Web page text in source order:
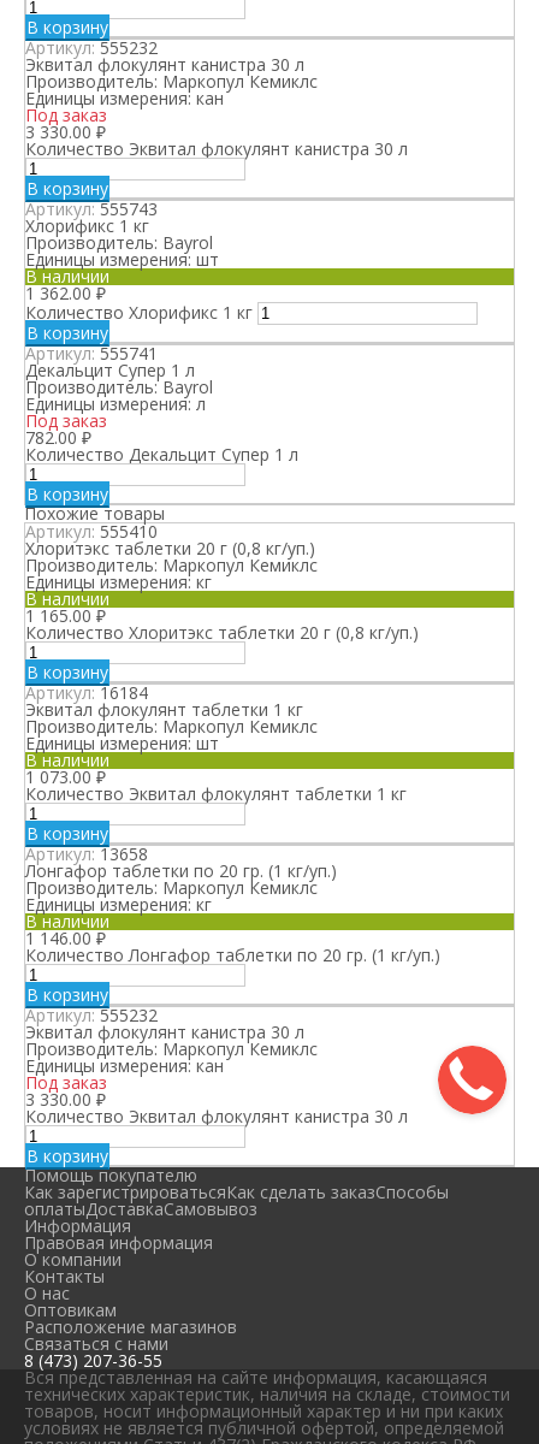
В корзину
Артикул:555232
Эквитал флокулянт канистра 30 л
Производитель: Маркопул Кемиклс
Единицы измерения: кан
Под заказ
3 330.00 ₽
Количество Эквитал флокулянт канистра 30 л
В корзину
Артикул:555743
Хлорификс 1 кг
Производитель: Bayrol
Единицы измерения: шт
В наличии
1 362.00₽
Количество Хлорификс 1 кг
В корзину
Артикул:555741
Декальцит Супер 1 л
Производитель:Bayrol
Единицы измерения: л
Под заказ
782.00 ₽
Количество Декальцит Супер 1 л
В корзину
Похожие товары
Артикул:555410
Хлоритэкс таблетки 20 г (0,8 кг/уп.)
Производитель: Маркопул Кемиклс
Единицы измерения: кг
В наличии
1 165.00₽
Количество Хлоритэкс таблетки 20 г (0,8 кг/уп.)
В корзину
Артикул:16184
Эквитал флокулянт таблетки 1 кг
Производитель: Маркопул Кемиклс
Единицы измерения: шт
В наличии
1 073.00₽
Количество Эквитал флокулянт таблетки 1 кг
В корзину
Артикул:13658
Лонгафор таблетки по 20 гр. (1 кг/уп.)
Производитель: Маркопул Кемиклс
Единицы измерения: кг
В наличии
1 146.00₽
Количество Лонгафор таблетки по 20 гр. (1 кг/уп.)
В корзину
Артикул:555232
Эквитал флокулянт канистра 30 л
Производитель: Маркопул Кемиклс
Единицы измерения: кан
Под заказ
3 330.00 ₽
Количество Эквитал флокулянт канистра 30 л
В корзину
Помощь покупателю
Как зарегистрироватьсяКак сделать заказСпособы
оплатыДоставкаСамовывоз
Информация
Правовая информация
О компании
Контакты
О нас
Оптовикам
Расположение магазинов
Связаться с нами
8 (473) 207-36-55
Вся представленная на сайте информация, касающаяся
технических характеристик, наличия на складе, стоимости
товаров, носит информационный характер и ни при каких
условиях не является публичной офертой, определяемой